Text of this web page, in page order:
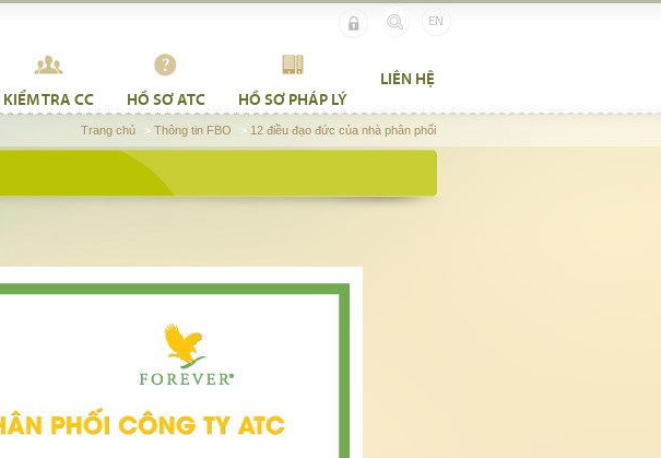
KIỂM TRA CC HỒ SƠ ATC HỒ SƠ PHÁP LÝ
LIÊN HỆ
Trang chủ > Thông tin FBO > 12 điều đạo đức của nhà phân phối